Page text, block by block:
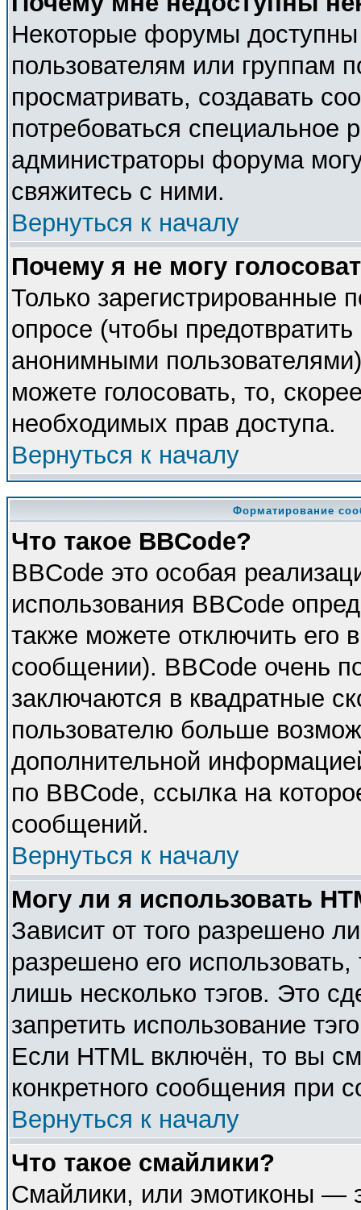
Некоторые форумы
пользователям или группам
просматривать, создавать
потребоваться
администраторы форума
свяжитесь с ними.
Вернуться к началу
Почему я не могу
Только зарегистрированные
опросе (чтобы предотвратить
анонимными
можете голосовать, то,
необходимых прав доступа.
Вернуться к началу
Форматирование
Что такое BBCode?
BBCode это особая
использования BBCode
также можете отключить
сообщении). BBCode очень
заключаются в квадратные
пользователю больше
дополнительной
по BBCode, ссылка на
сообщений.
Вернуться к началу
Могу ли я использовать
Зависит от того разрешено
разрешено его использовать,
лишь несколько тэгов. Это
запретить использование
Если HTML включён, то вы
конкретного сообщения при
Вернуться к началу
Что такое смайлики?
Смайлики, или эмотиконы —